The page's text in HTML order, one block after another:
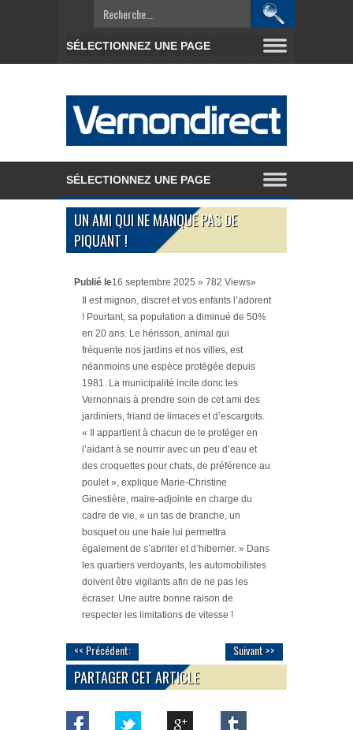
UN AMI QUI NE MANQUE PAS DE
PIQUANT !
Publié le16 septembre 2025 » 782 Views»
Il est mignon, discret et vos enfants l’adorent
! Pourtant, sa population a diminué de 50%
en 20 ans. Le hérisson, animal qui
fréquente nos jardins et nos villes, est
néanmoins une espèce protégée depuis
1981. La municipalité incite donc les
Vernonnais à prendre soin de cet ami des
jardiniers, friand de limaces et d’escargots.
« Il appartient à chacun de le protéger en
l’aidant à se nourrir avec un peu d’eau et
des croquettes pour chats, de préférence au
poulet », explique Marie-Christine
Ginestière, maire-adjointe en charge du
cadre de vie, « un tas de branche, un
bosquet ou une haie lui permettra
également de s’abriter et d’hiberner. » Dans
les quartiers verdoyants, les automobilistes
doivent être vigilants afin de ne pas les
écraser. Une autre bonne raison de
respecter les limitations de vitesse !
<< Précédent: Suivant >>
PARTAGER CET ARTICLE